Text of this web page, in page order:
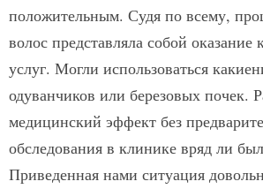
положительным. Судя по всему,
волос представляла собой оказание
услуг. Могли использоваться
одуванчиков или березовых почек.
медицинский эффект без
обследования в клинике вряд ли
Приведенная нами ситуация